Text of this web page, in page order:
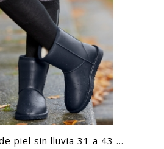
piel sin lluvia 31 a 43 ...